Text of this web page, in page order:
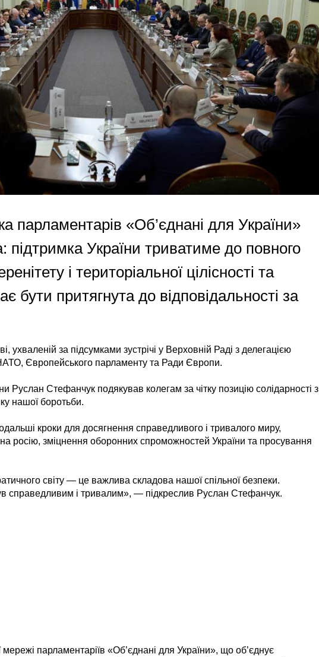
парламентарів «Об’єднані для України»
підтримка України триватиме до повного
і територіальної цілісності та
бути притягнута до відповідальності за
ухваленій за підсумками зустрічі у Верховній Раді з делегацією
Європейського парламенту та Ради Європи.
Руслан Стефанчук подякував колегам за чітку позицію солідарності з
нашої боротьби.
кроки для досягнення справедливого і тривалого миру,
росію, зміцнення оборонних спроможностей України та просування
світу — це важлива складова нашої спільної безпеки.
і тривалим», — підкреслив Руслан Стефанчук.
парламентаріїв «Об’єднані для України», що об’єднує